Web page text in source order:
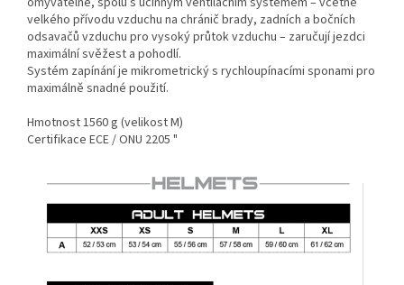
velkého přívodu vzduchu na chránič brady, zadních a bočních
odsavačů vzduchu pro vysoký průtok vzduchu – zaručují jezdci
maximální svěžest a pohodlí.
Systém zapínání je mikrometrický s rychloupínacími sponami pro
maximálně snadné použití.
Hmotnost 1560 g (velikost M)
Certifikace ECE / ONU 2205 "